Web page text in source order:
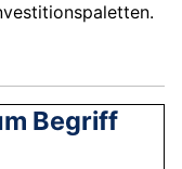
Begriff